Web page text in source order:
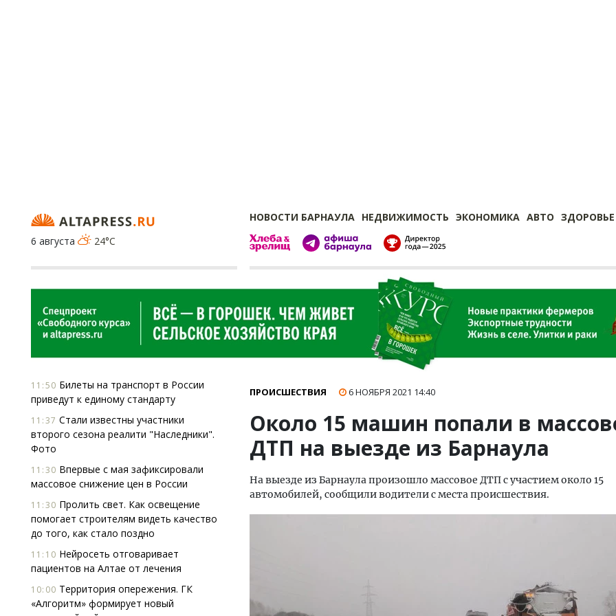
НОВОСТИ БАРНАУЛА НЕДВИЖИМОСТЬ ЭКОНОМИКА АВТО ЗДОРОВЬЕ
6 августа
24°C
11:50 Билеты на транспорт в России
приведут к единому стандарту
11:37 Стали известны участники
второго сезона реалити "Наследники".
Фото
11:30 Впервые с мая зафиксировали
массовое снижение цен в России
11:30 Пролить свет. Как освещение
помогает строи­телям видеть качество
до того, как стало поздно
11:10 Нейросеть отговаривает
пациентов на Алтае от лечения
10:00 Территория опережения. ГК
«Алгоритм» формирует новый
ПРОИСШЕСТВИЯ 6 НОЯБРЯ 2021 14:40
Около 15 машин попали в
ДТП на выезде из Барнаула
На выезде из Барнаула произошло массовое ДТП с участием около 15
автомобилей, сообщили водители с места происшествия.